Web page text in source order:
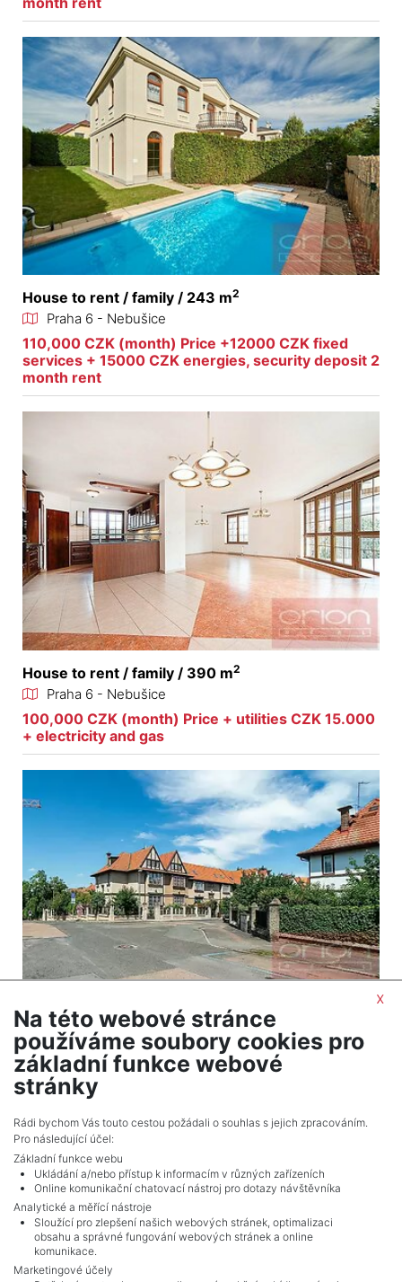
House to rent / family / 243 m2
Praha 6 - Nebušice
110,000 CZK (month) Price +12000 CZK fixed
services + 15000 CZK energies, security deposit 2
month rent
House to rent / family / 390 m2
Praha 6 - Nebušice
100,000 CZK (month) Price + utilities CZK 15.000
+ electricity and gas
House to rent / family / 220 m
Praha 6 - Střešovice
110,000 CZK (month) Price + utilities CZK
10.000,-
Adverts total10.
x
Na této webové stránce
používáme soubory cookies pro
základní funkce webové
stránky
Rádi bychom Vás touto cestou požádali o souhlas s jejich zpracováním.
Pro následující účel:
Základní funkce webu
Ukládání a/nebo přístup k informacím v různých zařízeních
Online komunikační chatovací nástroj pro dotazy návštěvníka
Analytické a měřící nástroje
Sloužící pro zlepšení našich webových stránek, optimalizaci
obsahu a správné fungování webových stránek a online
komunikace.
Marketingové účely